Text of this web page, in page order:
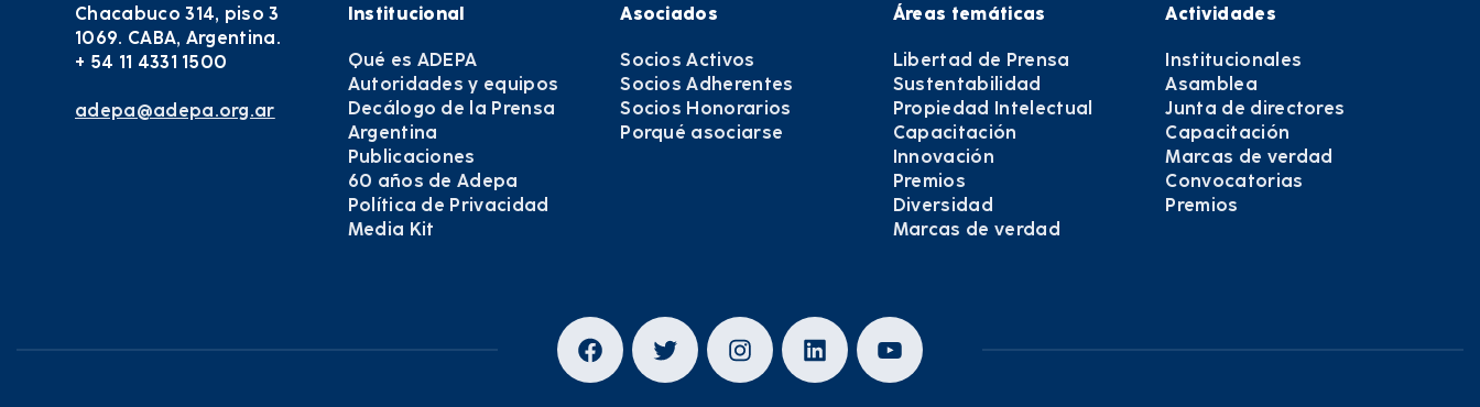
Chacabuco 314, piso 3
1069. CABA, Argentina.
+ 54 11 4331 1500
adepa@adepa.org.ar
Institucional
Qué es ADEPA
Autoridades y equipos
Decálogo de la Prensa
Argentina
Publicaciones
60 años de Adepa
Política de Privacidad
Media Kit
Asociados
Socios Activos
Socios Adherentes
Socios Honorarios
Porqué asociarse
Áreas temáticas
Libertad de Prensa
Sustentabilidad
Propiedad Intelectual
Capacitación
Innovación
Premios
Diversidad
Marcas de verdad
Actividades
Institucionales
Asamblea
Junta de directores
Capacitación
Marcas de verdad
Convocatorias
Premios
Facebook
TwitterInstagram
LinkedInYouTube